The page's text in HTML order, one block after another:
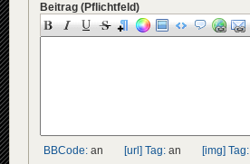
Beitrag (Pflichtfeld)
BBCode: an [url] Tag: an [img] Tag: